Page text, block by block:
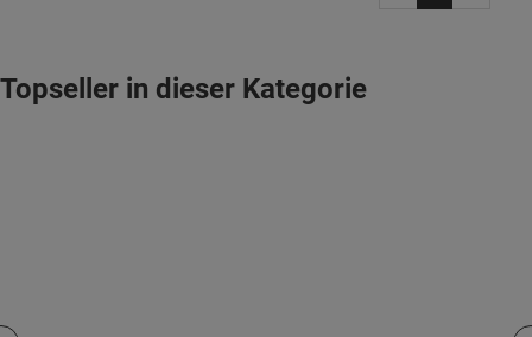
Topseller in dieser Kategorie